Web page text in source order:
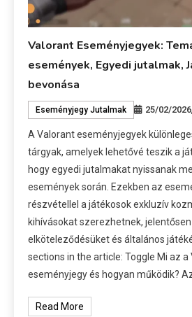
Valorant Eseményjegyek:
események, Egyedi jutalmak,
bevonása
Eseményjegy Jutalmak 25/02/2026
A Valorant eseményjegyek
tárgyak, amelyek lehetővé teszik a
hogy egyedi jutalmakat nyissanak
események során. Ezekben az
részvétellel a játékosok exkluzív
kihívásokat szerezhetnek,
elköteleződésüket és általános
sections in the article: Toggle Mi az a
eseményjegy és hogyan működik?
Read More